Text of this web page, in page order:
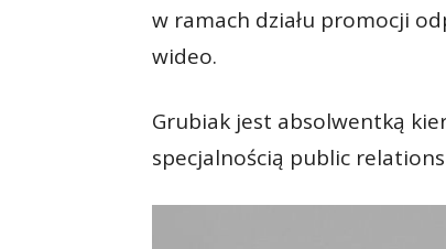
w ramach działu promocji
wideo.
Grubiak jest absolwentką
specjalnością public